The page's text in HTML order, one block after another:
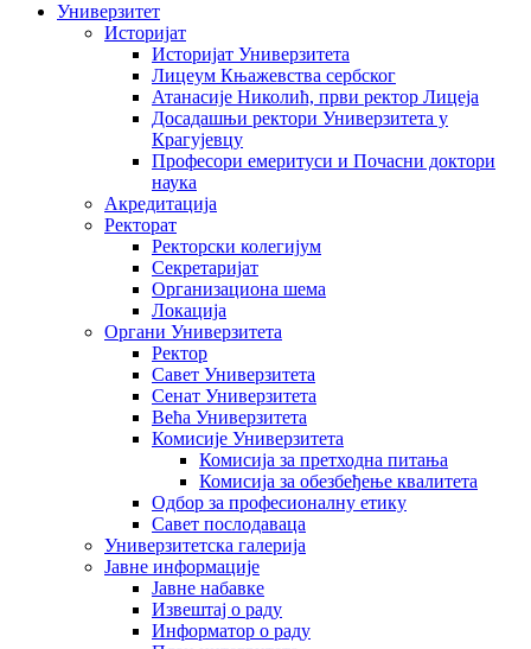
Универзитет
Историјат
Историјат Универзитета
Лицеум Књажевства сербског
Атанасије Николић, први ректор Лицеја
Досадашњи ректори Универзитета у
Крагујевцу
Професори емеритуси и Почасни доктори
наука
Акредитација
Ректорат
Ректорски колегијум
Секретаријат
Организациона шема
Локација
Органи Универзитета
Ректор
Савет Универзитета
Сенат Универзитета
Већа Универзитета
Комисије Универзитета
Комисија за претходна питања
Комисија за обезбеђење квалитета
Одбор за професионалну етику
Савет послодаваца
Универзитетска галерија
Јавне информације
Јавне набавке
Извештај о раду
Информатор о раду